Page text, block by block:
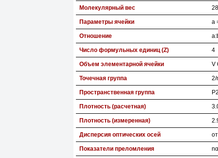
Молекулярный вес
Параметры ячейки a
Отношение
Число формульных единиц (Z) 4
Объем элементарной ячейки V
Точечная группа 2/
Пространственная группа
Плотность (расчетная)
Плотность (измеренная)
Дисперсия оптических осей
Показатели преломления